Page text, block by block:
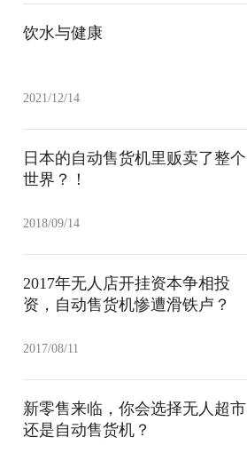
饮水与健康
2021/12/14
日本的自动售货机里贩卖了整个
世界？！
2018/09/14
2017年无人店开挂资本争相投
资，自动售货机惨遭滑铁卢？
2017/08/11
新零售来临，你会选择无人超市
还是自动售货机？